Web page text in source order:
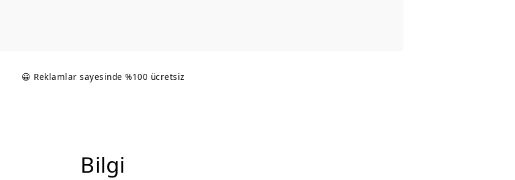
😀 Reklamlar sayesinde %100 ücretsiz
Bilgi